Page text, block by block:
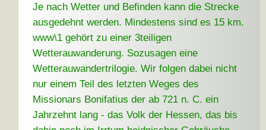
Je nach Wetter und Befinden kann die Strecke
ausgedehnt werden. Mindestens sind es 15 km.
www\1 gehört zu einer 3teiligen
Wetterauwanderung. Sozusagen eine
Wetterauwandertrilogie. Wir folgen dabei nicht
nur einem Teil des letzten Weges des
Missionars Bonifatius der ab 721 n. C. ein
Jahrzehnt lang - das Volk der Hessen, das bis